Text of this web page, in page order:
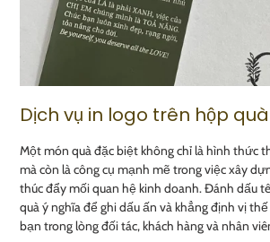
Dịch vụ in logo trên hộp quà
Một món quà đặc biệt không chỉ là hình thức
mà còn là công cụ mạnh mẽ trong việc xây
thúc đẩy mối quan hệ kinh doanh. Đánh dấu
quà ý nghĩa để ghi dấu ấn và khẳng định vị
bạn trong lòng đối tác, khách hàng và nhân